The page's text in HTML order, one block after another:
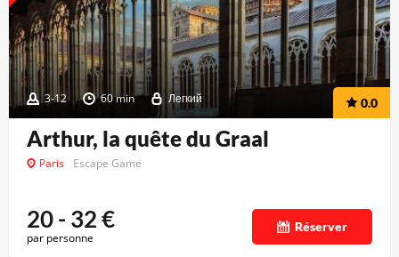
3-12 60 min Легкий 0.0
Arthur, la quête du Graal
Paris Escape Game
20 - 32€
par personne
Réserver